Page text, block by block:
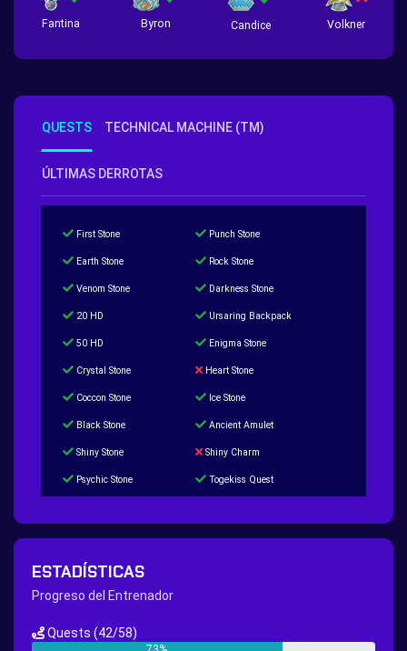
Fantina Byron Candice Volkner
QUESTS TECHNICAL MACHINE (TM)
ÚLTIMAS DERROTAS
First Stone Punch Stone
Earth Stone Rock Stone
Venom Stone Darkness Stone
20 HD Ursaring Backpack
50 HD Enigma Stone
Crystal Stone Heart Stone
Coccon Stone Ice Stone
Black Stone Ancient Amulet
Shiny Stone Shiny Charm
Psychic Stone Togekiss Quest
200 Great Ball Quest
Hippie Outfit Quest
New Continent Quest pt.1 New Continent Quest pt.2
ESTADÍSTICAS
Progreso del Entrenador
Quests (42/58)